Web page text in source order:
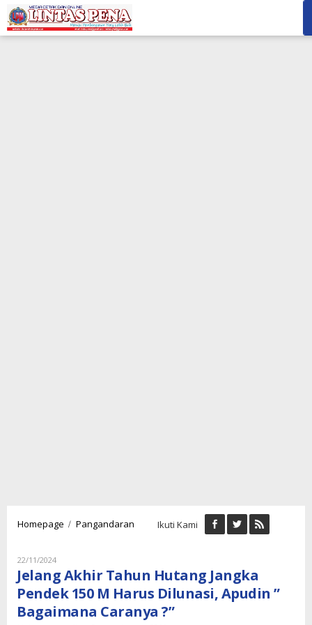
Homepage / Pangandaran Jelang
Jangka
Pendek
150
M
Ikuti Kami
22/11/2024Oleh
Lintaspenamedia
Jelang Akhir Tahun Hutang Jangka
Pendek 150 M Harus Dilunasi, Apudin ”
Bagaimana Caranya ?”